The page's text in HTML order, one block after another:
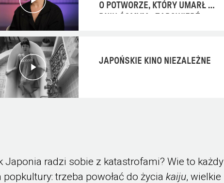
O POTWORZE, KTÓRY UMARŁ W
JAPOŃSKIE KINO NIEZALEŻNE
Japonia radzi sobie z katastrofami? Wie to każdy
popkultury: trzeba powołać do życiakaiju, wielkie